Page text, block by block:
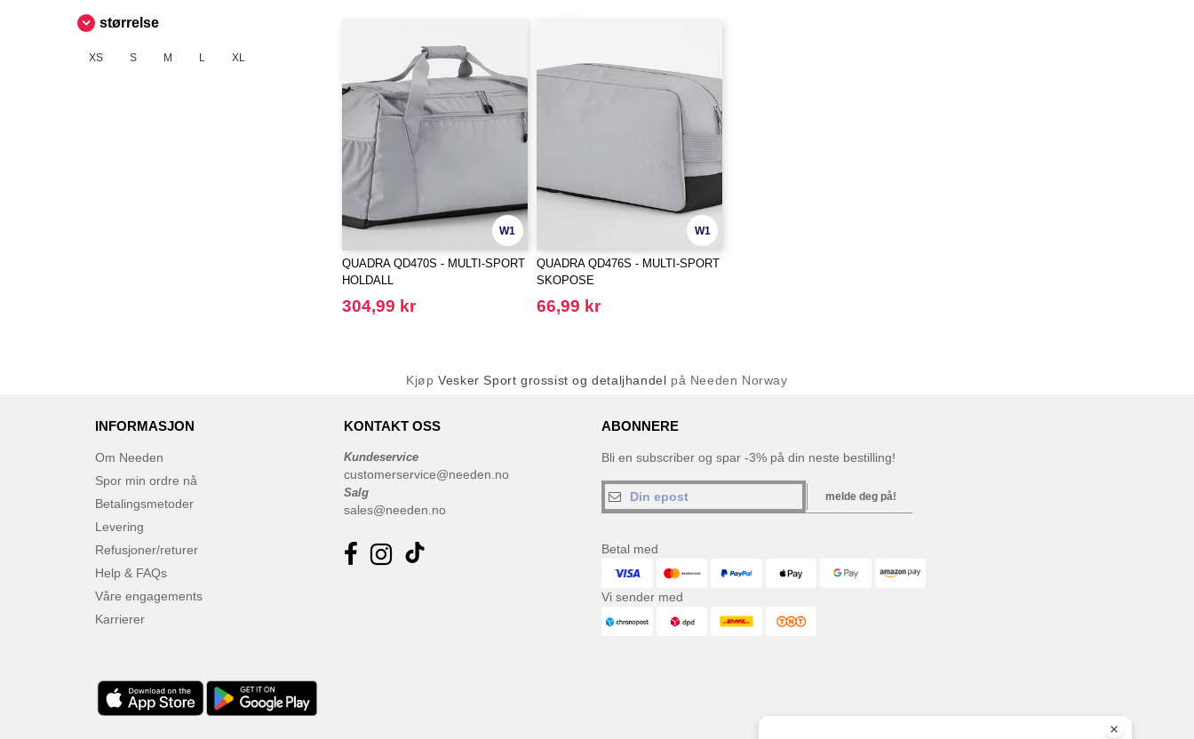
størrelse
XS S M L XL
W1
QUADRA QD470S - MULTI-SPORT
HOLDALL
304,99 kr
W1
QUADRA QD476S - MULTI-SPORT
SKOPOSE
66,99 kr
KjøpVesker Sport grossist og detaljhandel på Needen Norway
INFORMASJON
Om Needen
Spor min ordre nå
Betalingsmetoder
Levering
Refusjoner/returer
Help & FAQs
Våre engagements
Karrierer
KONTAKT OSS
Kundeservice
customerservice@needen.no
Salg
sales@needen.no
ABONNERE
Bli en subscriber og spar -3% på din neste bestilling!
melde deg på!
Betal med
Vi sender med